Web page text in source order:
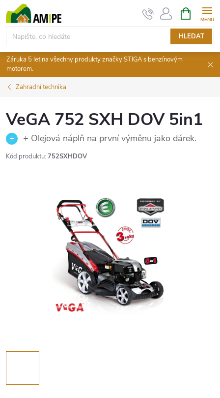
na
obsah
HLEDAT
NÁKUPNÍ
KOŠÍK
Záruka 5 let na všechny produkty značky STIGA s benzínovým
motorem.
Zahradní technika
VeGA 752 SXH DOV 5in1
+ Olejová náplň na první výměnu jako dárek.
Kód produktu: 752SXHDOV